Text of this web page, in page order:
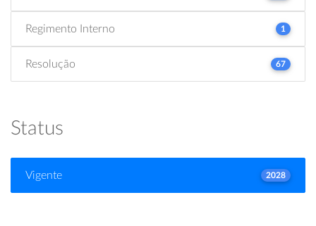
Regimento Interno 1
Resolução 67
Status
Vigente 2028